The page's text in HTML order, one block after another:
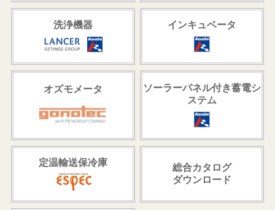
洗浄機器 インキュベータ
オズモメータ
ソーラーパネル付き蓄電シ
ステム
定温輸送保冷庫
総合カタログ
ダウンロード